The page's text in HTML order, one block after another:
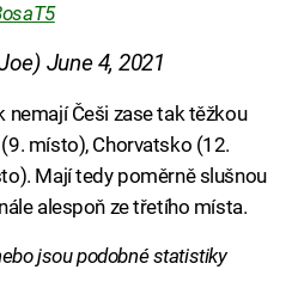
June 4, 2021
nemají Češi zase tak těžkou
místo), Chorvatsko (12.
Mají tedy poměrně slušnou
alespoň ze třetího místa.
jsou podobné statistiky